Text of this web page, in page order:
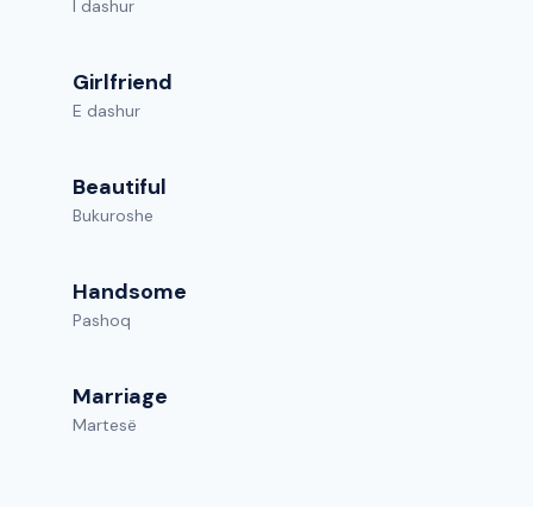
I dashur
Girlfriend
E dashur
Beautiful
Bukuroshe
Handsome
Pashoq
Marriage
Martesë